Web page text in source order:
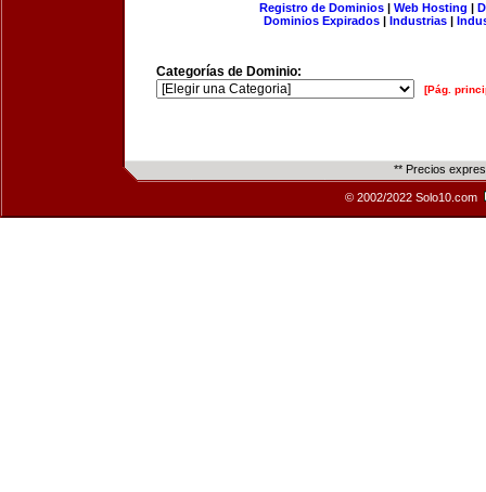
Registro de Dominios| Web Hosting |
Dominios Expirados | Industrias |
Categorías de Dominio:
[Pág.
** Precios
© 2002/2022 Solo10.com